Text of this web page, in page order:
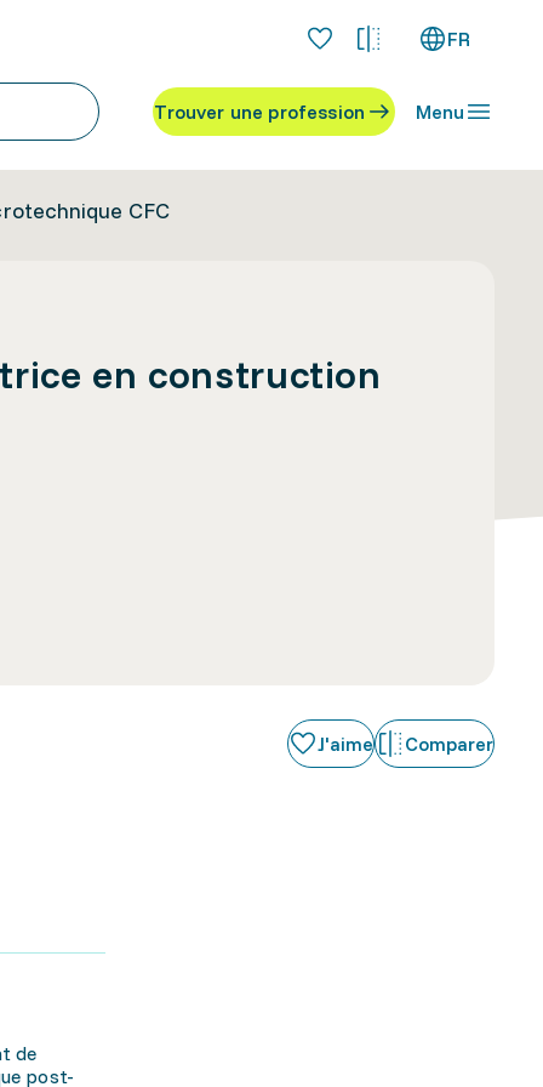
FR
Trouver une profession Menu
CFC
en construction
J'aime Comparer
de
post-